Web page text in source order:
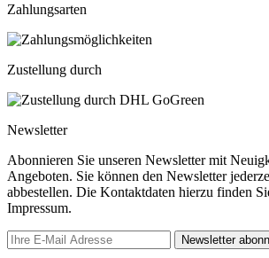
Zahlungsarten
Zustellung durch
Newsletter
Abonnieren Sie unseren Newsletter mit
Angeboten. Sie können den Newsletter
abbestellen. Die Kontaktdaten hierzu finden
Impressum.
Newsletter